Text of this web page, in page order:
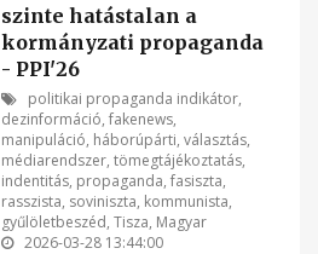
szinte hatástalan a
kormányzati propaganda
- PPI'26
politikai propaganda indikátor,
dezinformáció,fakenews,
manipuláció, háborúpárti,választás,
médiarendszer,tömegtájékoztatás,
indentitás, propaganda,fasiszta,
rasszista, soviniszta, kommunista,
gyűlöletbeszéd,Tisza, Magyar
2026-03-28 13:44:00